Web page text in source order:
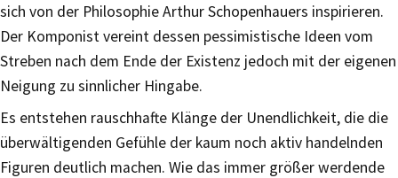
sich von der Philosophie Arthur Schopenhauers inspirieren.
Der Komponist vereint dessen pessimistische Ideen vom
Streben nach dem Ende der Existenz jedoch mit der eigenen
Neigung zu sinnlicher Hingabe.
Es entstehen rauschhafte Klänge der Unendlichkeit, die die
überwältigenden Gefühle der kaum noch aktiv handelnden
Figuren deutlich machen. Wie das immer größer werdende